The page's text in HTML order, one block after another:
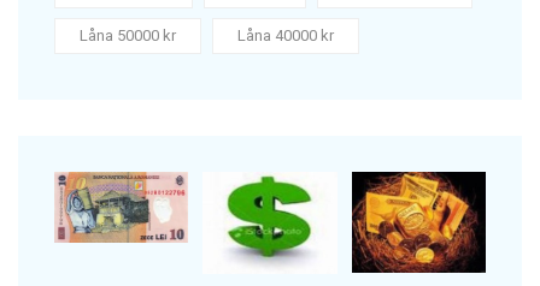
Låna 50000 kr Låna 40000 kr